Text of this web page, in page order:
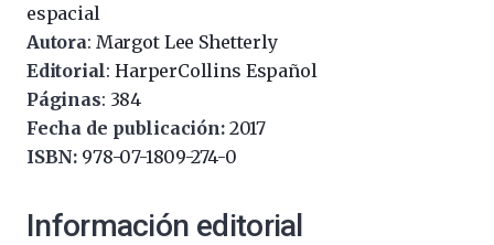
espacial
Autora: Margot Lee Shetterly
Editorial: HarperCollins Español
Páginas: 384
Fecha de publicación:2017
ISBN: 978-07-1809-274-0
Información editorial